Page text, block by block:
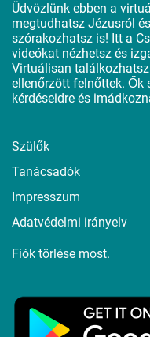
Üdvözlünk ebben a
megtudhatsz Jézusról
szórakozhatsz is! Itt a
videókat nézhetsz és
Virtuálisan
ellenőrzött felnőttek. Ők
kérdéseidre és
Szülők
Tanácsadók
Impresszum
Adatvédelmi irányelv
Fiók törlése most.